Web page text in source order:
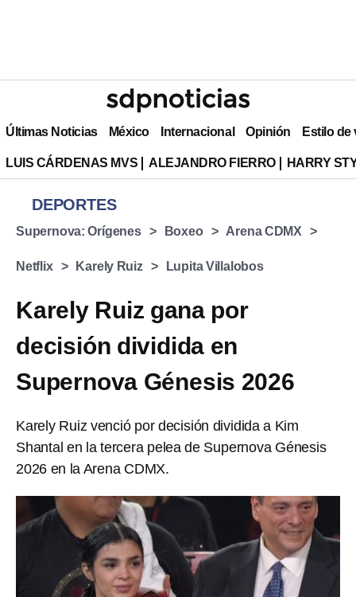
Últimas Noticias México Internacional Opinión Estilo de
LUIS CÁRDENAS MVS ALEJANDRO FIERRO HARRY
DEPORTES
Supernova: Orígenes Boxeo Arena CDMX
Netflix Karely Ruiz Lupita Villalobos
Karely Ruiz gana por
decisión dividida en
Supernova Génesis 2026
Karely Ruiz venció por decisión dividida a Kim
Shantal en la tercera pelea de Supernova Génesis
2026 en la Arena CDMX.